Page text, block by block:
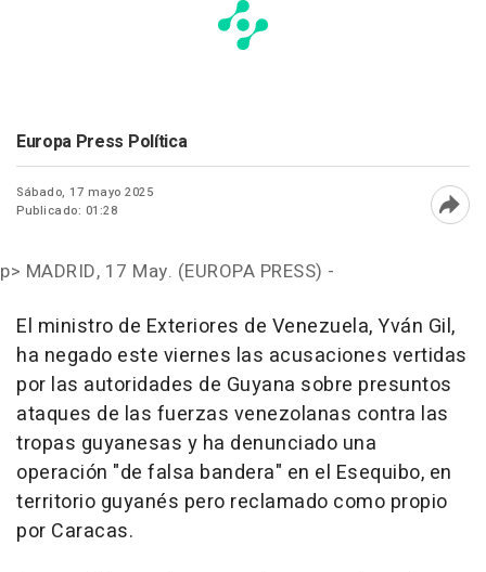
Europa Press Política
Sábado, 17 mayo 2025
Publicado: 01:28
p> MADRID, 17 May. (EUROPA PRESS) -
El ministro de Exteriores de Venezuela, Yván Gil,
ha negado este viernes las acusaciones vertidas
por las autoridades de Guyana sobre presuntos
ataques de las fuerzas venezolanas contra las
tropas guyanesas y ha denunciado una
operación "de falsa bandera" en el Esequibo, en
territorio guyanés pero reclamado como propio
por Caracas.